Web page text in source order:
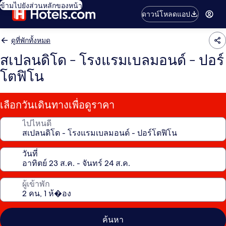
ข้ามไปยังส่วนหลักของหน้า
ดาวน์โหลดแอป
ดูที่พักทั้งหมด
สเปลนดิโด - โรงแรมเบลมอนด์ - ปอร์
โตฟิโน
เลือกวันเดินทางเพื่อดูราคา
ไปไหนดี
วันที่
ผู้เข้าพัก
ค้นหา